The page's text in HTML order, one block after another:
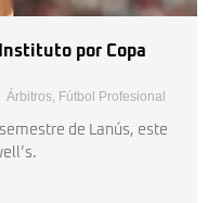
por Copa
Árbitros, Fútbol Profesional
de Lanús, este